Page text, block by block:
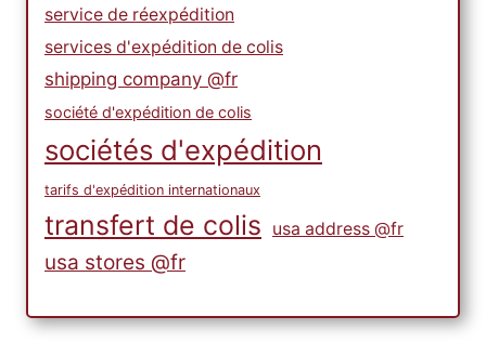
service de réexpédition
services d'expédition de colis
shipping company @fr
société d'expédition de colis
sociétés d'expédition
tarifs d'expédition internationaux
transfert de colis usa address @fr
usa stores @fr